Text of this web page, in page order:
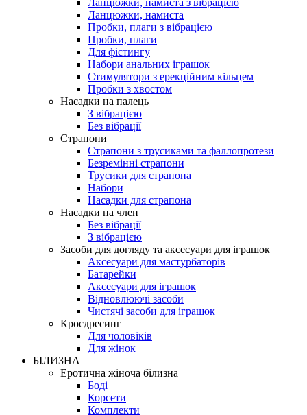
Ланцюжки, намиста
Пробки, плаги з вібрацією
Пробки, плаги
Для фістингу
Набори анальних іграшок
Стимулятори з ерекційним кільцем
Пробки з хвостом
Насадки на палець
З вібрацією
Без вібрації
Страпони
Страпони з трусиками та фаллопротези
Безремінні страпони
Трусики для страпона
Набори
Насадки для страпона
Насадки на член
Без вібрації
З вібрацією
Засоби для догляду та аксесуари для іграшок
Аксесуари для мастурбаторів
Батарейки
Аксесуари для іграшок
Відновлюючі засоби
Чистячі засоби для іграшок
Кросдресинг
Для чоловіків
Для жінок
БІЛИЗНА
Еротична жіноча білизна
Боді
Корсети
Комплекти